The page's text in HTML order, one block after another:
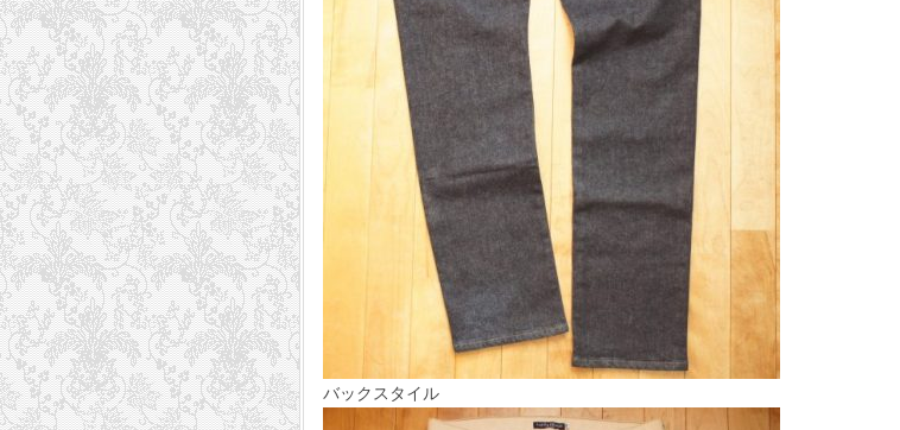
バックスタイル